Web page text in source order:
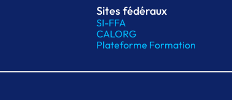
Sites fédéraux
SI-FFA
CALORG
Plateforme Formation